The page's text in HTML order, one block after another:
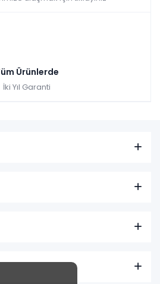
Ürünlerde
İki Yıl Garanti